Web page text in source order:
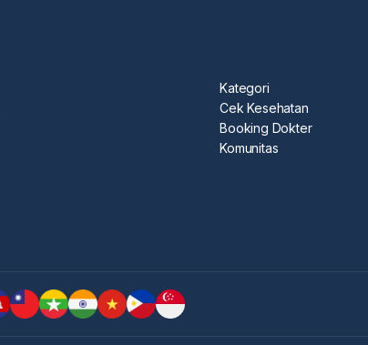
Kategori
Cek Kesehatan
Booking Dokter
Komunitas